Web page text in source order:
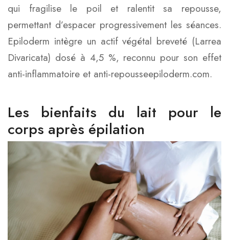
qui fragilise le poil et ralentit sa repousse,
permettant d’espacer progressivement les séances.
Epiloderm intègre un actif végétal breveté (Larrea
Divaricata) dosé à 4,5 %, reconnu pour son effet
anti-inflammatoire et anti-repousseepiloderm.com.
Les bienfaits du lait pour le
corps après épilation